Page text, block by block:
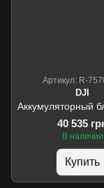
Артикул: R-
DJI
40 535
В наличии
Купить